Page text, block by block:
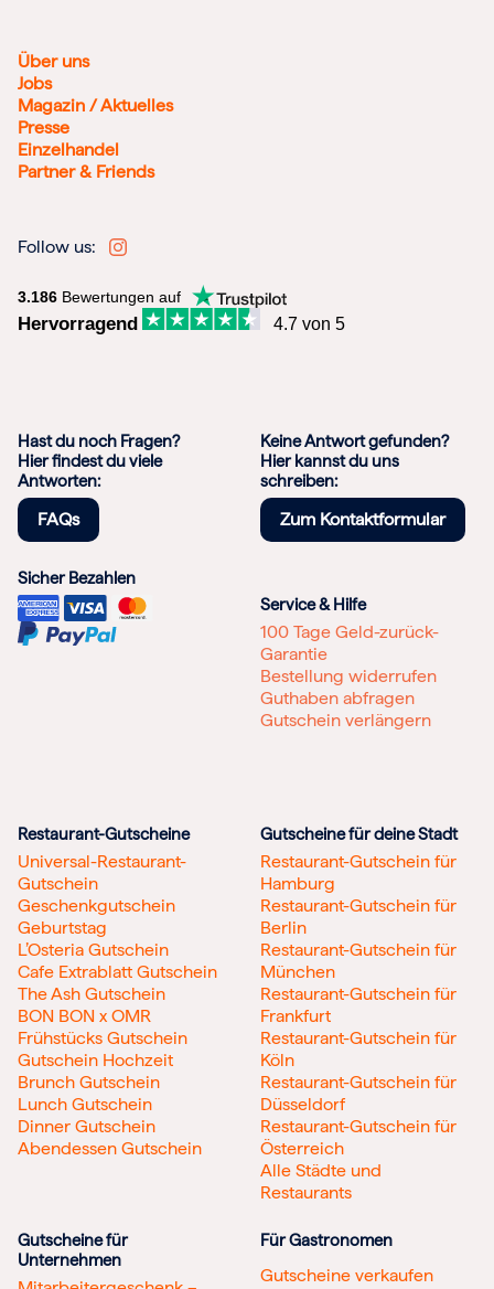
Über uns
Jobs
Magazin / Aktuelles
Presse
Einzelhandel
Partner & Friends
Follow us:
3.186 Bewertungen auf
Hervorragend 4.7 von 5
Hast du noch Fragen?
Hier findest du viele
Antworten:
FAQs
Keine Antwort gefunden?
Hier kannst du uns
schreiben:
Zum Kontaktformular
Sicher Bezahlen
Service & Hilfe
100 Tage Geld-zurück-
Garantie
Bestellung widerrufen
Guthaben abfragen
Gutschein verlängern
Restaurant-Gutscheine
Universal-Restaurant-
Gutschein
Geschenkgutschein
Geburtstag
L’Osteria Gutschein
Cafe Extrablatt Gutschein
The Ash Gutschein
BON BON x OMR
Frühstücks Gutschein
Gutschein Hochzeit
Brunch Gutschein
Lunch Gutschein
Dinner Gutschein
Abendessen Gutschein
Gutscheine für deine Stadt
Restaurant-Gutschein für
Hamburg
Restaurant-Gutschein für
Berlin
Restaurant-Gutschein für
München
Restaurant-Gutschein für
Frankfurt
Restaurant-Gutschein für
Köln
Restaurant-Gutschein für
Düsseldorf
Restaurant-Gutschein für
Österreich
Alle Städte und
Restaurants
Gutscheine für
Unternehmen
Für Gastronomen
Gutscheine verkaufen